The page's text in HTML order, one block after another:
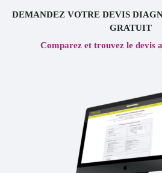
DEMANDEZ VOTRE DEVIS
GRATUIT
Comparez et trouvez le devis